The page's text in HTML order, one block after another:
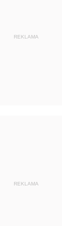
REKLAMA
REKLAMA